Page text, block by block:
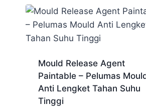
Mould Release Agent
Paintable – Pelumas
Anti Lengket Tahan Suhu
Tinggi